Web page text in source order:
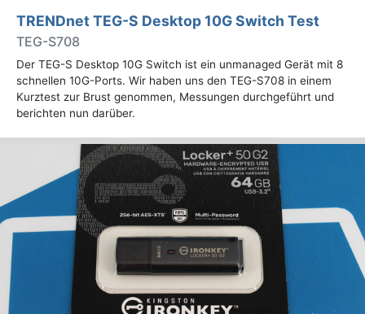
TRENDnet TEG-S Desktop 10G Switch Test
TEG-S708
Der TEG-S Desktop 10G Switch ist ein unmanaged Gerät mit 8
schnellen 10G-Ports. Wir haben uns den TEG-S708 in einem
Kurztest zur Brust genommen, Messungen durchgeführt und
berichten nun darüber.